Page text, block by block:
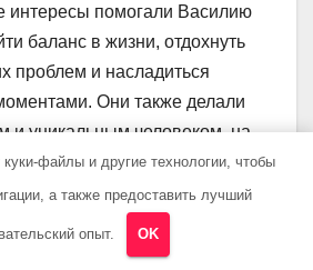
интересы помогали Василию
баланс в жизни, отдохнуть
проблем и насладиться
Они также делали
и уникальным человеком, на
деятелем и
Василия
куки-файлы и другие технологии, чтобы
а также предоставить лучший
опыт. OK